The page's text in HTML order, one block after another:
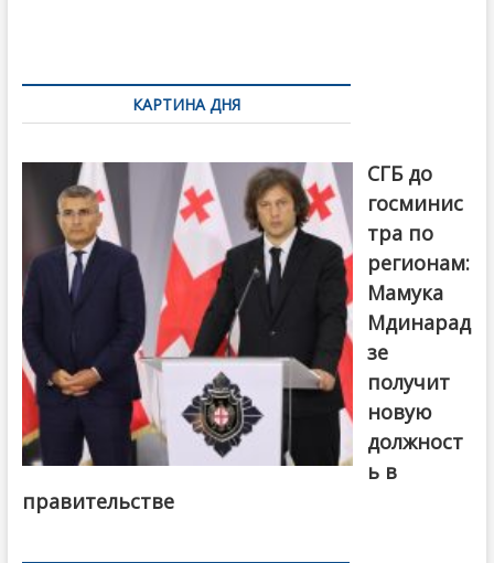
по
записямКАРТИНА ДНЯ
СГБ до
госминис
тра по
регионам:
Мамука
Мдинарад
зе
получит
новую
должност
ь в
правительстве